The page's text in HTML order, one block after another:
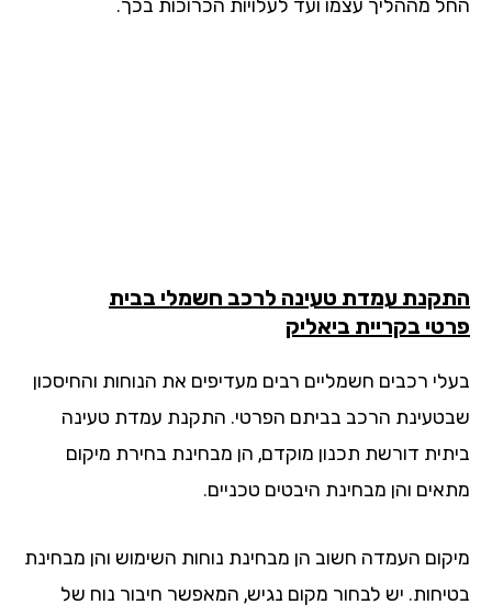
מההליך עצמו ועד לעלויות הכרוכות בכך.
עמדת טעינה לרכב חשמלי בבית
בקריית ביאליק
רכבים חשמליים רבים מעדיפים את הנוחות והחיסכון
הרכב בביתם הפרטי. התקנת עמדת טעינה
דורשת תכנון מוקדם, הן מבחינת בחירת מיקום
והן מבחינת היבטים טכניים.
העמדה חשוב הן מבחינת נוחות השימוש והן מבחינת
יש לבחור מקום נגיש, המאפשר חיבור נוח של